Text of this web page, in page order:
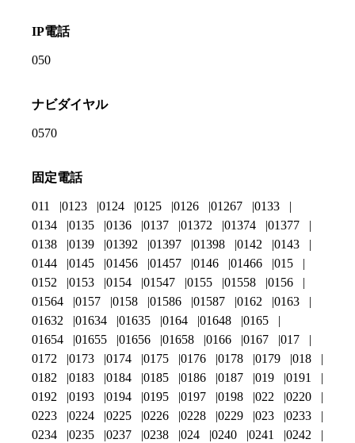
IP電話
050
ナビダイヤル
0570
固定電話
011 0123 0124 0125 0126 01267
0133
0134
0135 0136 0137 01372 01374
01377
0138
0139 01392 01397 01398 0142
0143
0144
0145 01456 01457 0146 01466
015
0152
0153 0154 01547 0155 01558
0156
01564
0157 0158 01586 01587 0162
0163
01632
01634 01635 0164 01648
0165
01654
01655 01656 01658 0166 0167
017
0172
0173 0174 0175 0176 0178 0179
018
0182
0183 0184 0185 0186 0187 019
0191
0192
0193 0194 0195 0197 0198 022
0220
0223
0224 0225 0226 0228 0229 023
0233
0234
0235 0237 0238 024 0240 0241 0242